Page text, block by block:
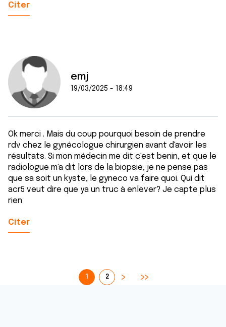
Citer
emj
19/03/2025 - 18:49
Ok merci . Mais du coup pourquoi besoin de prendre
rdv chez le gynécologue chirurgien avant d'avoir les
résultats. Si mon médecin me dit c'est benin, et que le
radiologue m'a dit lors de la biopsie, je ne pense pas
que sa soit un kyste, le gyneco va faire quoi. Qui dit
acr5 veut dire que ya un truc à enlever? Je capte plus
rien
Citer
1 2